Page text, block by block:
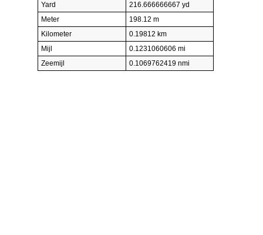
Yard
216.666666667 yd
Meter
198.12 m
Kilometer
0.19812 km
Mijl
0.1231060606 mi
Zeemijl
0.1069762419 nmi